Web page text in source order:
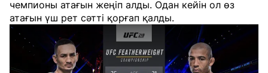
чемпионы атағын жеңіп алды. Одан кейін ол өз
атағын үш рет сәтті қорғап қалды.